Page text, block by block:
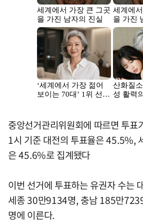
중앙선거관리위원회에 따르면 투표
1시 기준 대전의 투표율은 45.5%,
은 45.6%로 집계됐다
이번 선거에 투표하는 유권자 수는
세종 30만9134명, 충남 185만
명에 이른다.